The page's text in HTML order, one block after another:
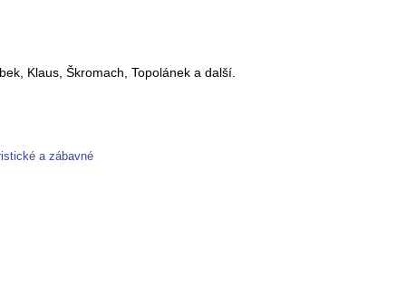
Klaus, Škromach, Topolánek a další.
a zábavné